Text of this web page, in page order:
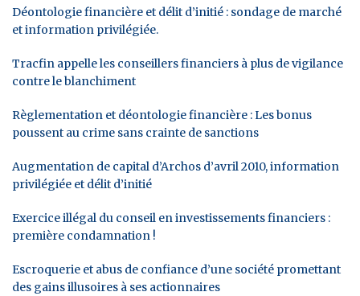
Déontologie financière et délit d’initié : sondage de marché
et information privilégiée.
Tracfin appelle les conseillers financiers à plus de vigilance
contre le blanchiment
Règlementation et déontologie financière : Les bonus
poussent au crime sans crainte de sanctions
Augmentation de capital d’Archos d’avril 2010, information
privilégiée et délit d’initié
Exercice illégal du conseil en investissements financiers :
première condamnation !
Escroquerie et abus de confiance d’une société promettant
des gains illusoires à ses actionnaires